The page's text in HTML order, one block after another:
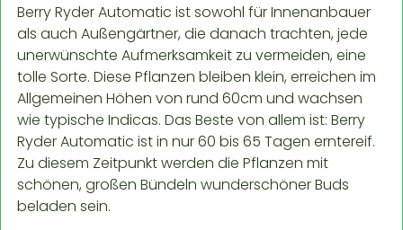
Berry Ryder Automatic ist sowohl für Innenanbauer
als auch Außengärtner, die danach trachten, jede
unerwünschte Aufmerksamkeit zu vermeiden, eine
tolle Sorte. Diese Pflanzen bleiben klein, erreichen im
Allgemeinen Höhen von rund 60cm und wachsen
wie typische Indicas. Das Beste von allem ist: Berry
Ryder Automatic ist in nur 60 bis 65 Tagen erntereif.
Zu diesem Zeitpunkt werden die Pflanzen mit
schönen, großen Bündeln wunderschöner Buds
beladen sein.